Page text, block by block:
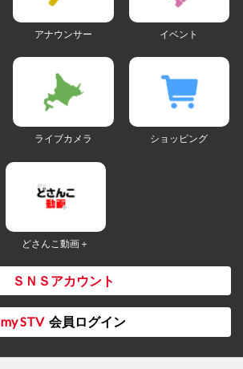
アナウンサー イベント
ライブカメラ ショッピング
どさんこ動画＋
ＳＮＳアカウント
my STV 会員ログイン